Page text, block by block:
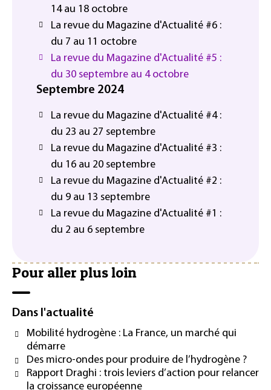
14 au 18 octobre
La revue du Magazine d'Actualité #6 :
du 7 au 11 octobre
La revue du Magazine d'Actualité #5 :
du 30 septembre au 4 octobre
Septembre 2024
La revue du Magazine d'Actualité #4 :
du 23 au 27 septembre
La revue du Magazine d'Actualité #3 :
du 16 au 20 septembre
La revue du Magazine d'Actualité #2 :
du 9 au 13 septembre
La revue du Magazine d'Actualité #1 :
du 2 au 6 septembre
Pour aller plus loin
Dans l'actualité
Mobilité hydrogène : La France, un marché qui
démarre
Des micro-ondes pour produire de l’hydrogène ?
Rapport Draghi : trois leviers d’action pour relancer
la croissance européenne